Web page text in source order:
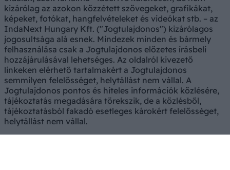
kizárólag az azokon közzétett szövegeket, grafikákat,
képeket, fotókat, hangfelvételeket és videókat stb. – az
IndaNext Hungary Kft. ("Jogtulajdonos") kizárólagos
jogosultsága alá esnek. Mindezek minden és bármely
felhasználása csak a Jogtulajdonos előzetes írásbeli
hozzájárulásával lehetséges. Az oldalról kivezető
linkeken elérhető tartalmakért a Jogtulajdonos
semmilyen felelősséget, helytállást nem vállal. A
Jogtulajdonos pontos és hiteles információk közlésére,
tájékoztatás megadására törekszik, de a közlésből,
tájékoztatásból fakadó esetleges károkért felelősséget,
helytállást nem vállal.